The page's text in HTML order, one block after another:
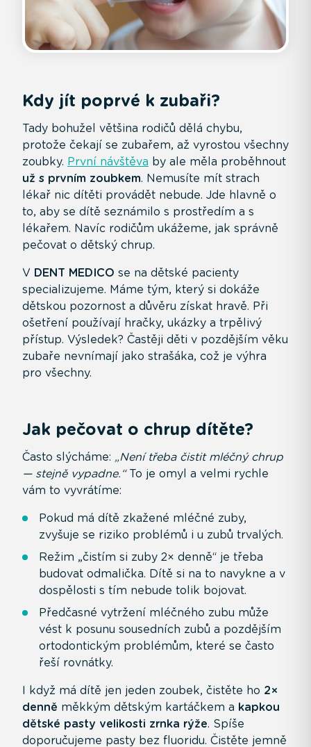
Kdy jít poprvé k zubaři?
Tady bohužel většina rodičů dělá chybu,
protože čekají se zubařem, až vyrostou všechny
zoubky. První návštěva by ale měla proběhnout
už s prvním zoubkem. Nemusíte mít strach
lékař nic dítěti provádět nebude. Jde hlavně o
to, aby se dítě seznámilo s prostředím a s
lékařem. Navíc rodičům ukážeme, jak správně
pečovat o dětský chrup.
V DENT MEDICO se na dětské pacienty
specializujeme. Máme tým, který si dokáže
dětskou pozornost a důvěru získat hravě. Při
ošetření používají hračky, ukázky a trpělivý
přístup. Výsledek? Častěji děti v pozdějším věku
zubaře nevnímají jako strašáka, což je výhra
pro všechny.
Jak pečovat o chrup dítěte?
Často slýcháme: „Není třeba čistit mléčný chrup
— stejně vypadne.“To je omyl a velmi rychle
vám to vyvrátíme:
Pokud má dítě zkažené mléčné zuby,
zvyšuje se riziko problémů i u zubů trvalých.
Režim „čistím si zuby 2× denně“ je třeba
budovat odmalička. Dítě si na to navykne a v
dospělosti s tím nebude tolik bojovat.
Předčasné vytržení mléčného zubu může
vést k posunu sousedních zubů a pozdějším
ortodontickým problémům, které se často
řeší rovnátky.
I když má dítě jen jeden zoubek, čistěte ho 2×
denně měkkým dětským kartáčkem a kapkou
dětské pasty velikosti zrnka rýže. Spíše
doporučujeme pasty bez fluoridu. Čistěte jemně